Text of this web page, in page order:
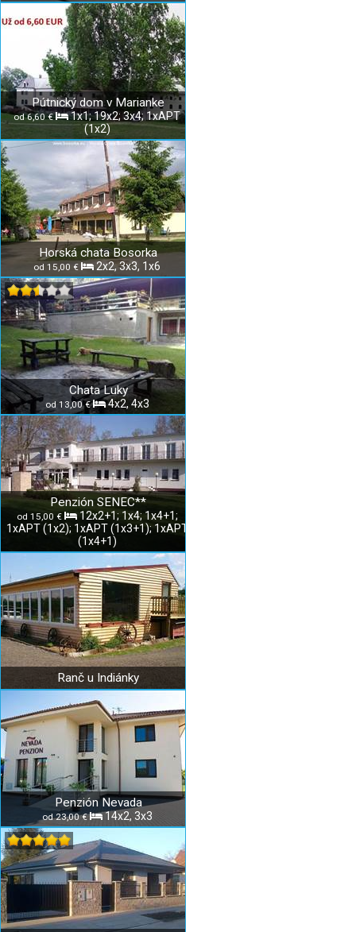
Pútnický dom v Marianke
od 6,60 €
1x1; 19x2; 3x4; 1xAPT
(1x2)
Horská chata Bosorka
od 15,00 € 2x2, 3x3, 1x6
Chata Luky
od 13,00 € 4x2, 4x3
Penzión SENEC**
od 15,00 €
12x2+1; 1x4; 1x4+1;
1xAPT (1x2); 1xAPT (1x3+1); 1xAPT
(1x4+1)
Ranč u Indiánky
Penzión Nevada
od 23,00 € 14x2, 3x3